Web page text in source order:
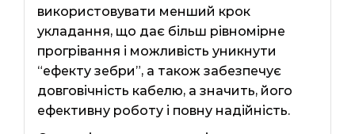
використовувати менший крок
укладання, що дає більш рівномірне
прогрівання і можливість уникнути
“ефекту зебри”, а також забезпечує
довговічність кабелю, а значить, його
ефективну роботу і повну надійність.